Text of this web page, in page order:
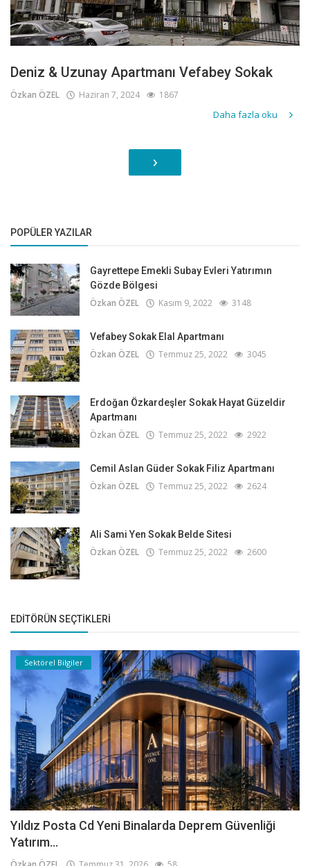
Deniz & Uzunay Apartmanı Vefabey Sokak
Özkan ÖZEL Haziran 7, 2024 1867
Daha fazla oku
›
POPÜLER YAZILAR
Gayrettepe Emekli Subay Evleri Yatırımın
Gözde Bölgesi
Özkan ÖZEL Kasım 9, 2022 3148
Vefabey Sokak Elal Apartmanı
Özkan ÖZEL Temmuz 25, 2022 3045
Erdoğan Özkardeşler Sokak Hayat Güzeldir
Apartmanı
Özkan ÖZEL Temmuz 25, 2022 2922
Cemil Aslan Güder Sokak Filiz Apartmanı
Özkan ÖZEL Temmuz 25, 2022 2624
Ali Sami Yen Sokak Belde Sitesi
Özkan ÖZEL Temmuz 25, 2022 2600
EDITÖRÜN SEÇTIKLERI
Sektörel Bilgiler
Yıldız Posta Cd Yeni Binalarda Deprem Güvenliği
Yatırım...